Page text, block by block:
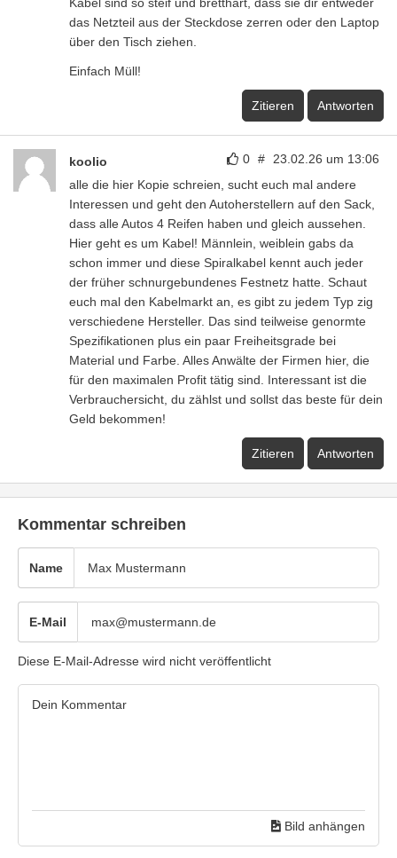
das Netzteil aus der Steckdose zerren oder den Laptop
über den Tisch ziehen.
Einfach Müll!
Zitieren Antworten
0 # 23.02.26 um 13:06
koolio
alle die hier Kopie schreien, sucht euch mal andere
Interessen und geht den Autoherstellern auf den Sack,
dass alle Autos 4 Reifen haben und gleich aussehen.
Hier geht es um Kabel! Männlein, weiblein gabs da
schon immer und diese Spiralkabel kennt auch jeder
der früher schnurgebundenes Festnetz hatte. Schaut
euch mal den Kabelmarkt an, es gibt zu jedem Typ zig
verschiedene Hersteller. Das sind teilweise genormte
Spezifikationen plus ein paar Freiheitsgrade bei
Material und Farbe. Alles Anwälte der Firmen hier, die
für den maximalen Profit tätig sind. Interessant ist die
Verbrauchersicht, du zählst und sollst das beste für dein
Geld bekommen!
Zitieren Antworten
Kommentar schreiben
Name
E-Mail
Diese E-Mail-Adresse wird nicht veröffentlicht
Bild anhängen